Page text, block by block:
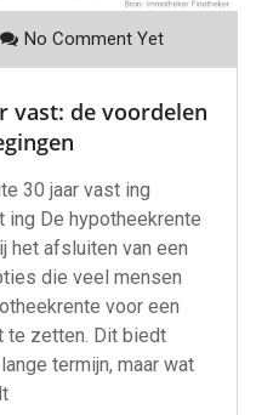
No Comment Yet
vast: de voordelen
30 jaar vast ing
ing De hypotheekrente
het afsluiten van een
die veel mensen
voor een
te zetten. Dit biedt
termijn, maar wat